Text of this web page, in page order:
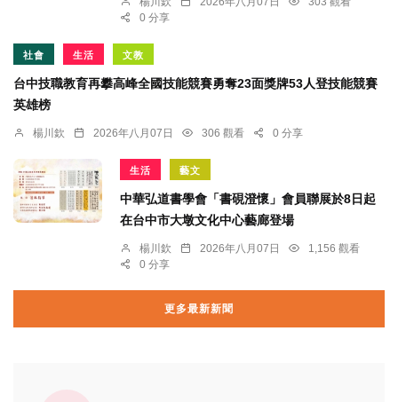
0 分享
社會 生活 文教
台中技職教育再攀高峰全國技能競賽勇奪23面獎牌53人登技能競賽
英雄榜
楊川欽 2026年八月07日 306 觀看 0 分享
生活 藝文
中華弘道書學會「書硯澄懷」會員聯展於8日起
在台中市大墩文化中心藝廊登場
楊川欽 2026年八月07日
1,156 觀看
0 分享
更多最新新聞